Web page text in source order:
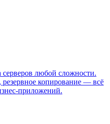
серверов любой сложности.
резервное копирование — всё
приложений.